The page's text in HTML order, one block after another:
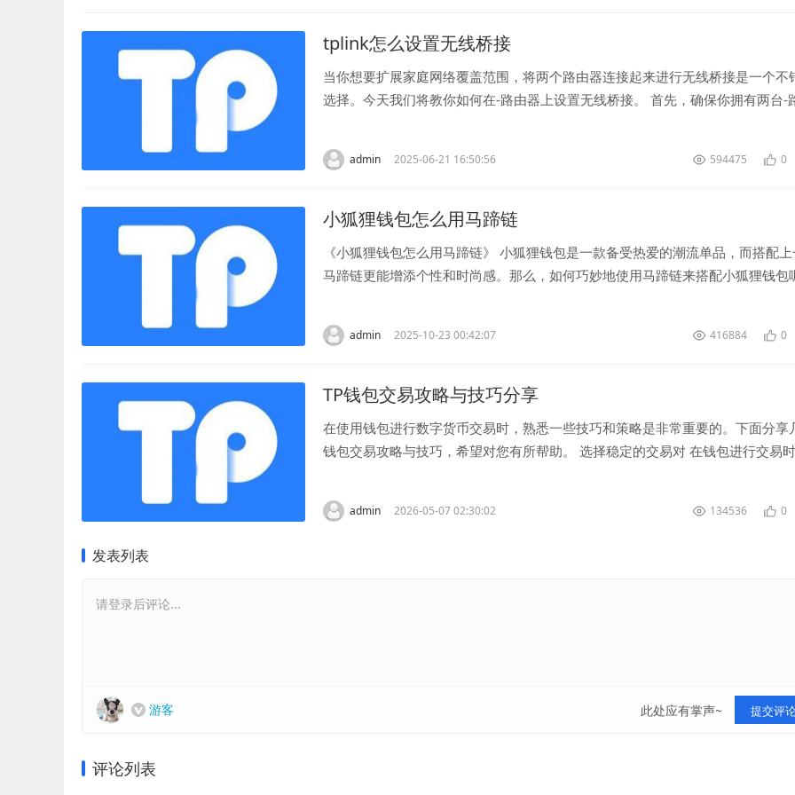
tplink怎么设置无线桥接
当你想要扩展家庭网络覆盖范围，将两个路由器连接起来进行无线桥接是一个不
选择。今天我们将教你如何在-路由器上设置无线桥接。 首先，确保你拥有两台-
admin 2025-06-21 16:50:56 594475 0
小狐狸钱包怎么用马蹄链
《小狐狸钱包怎么用马蹄链》 小狐狸钱包是一款备受热爱的潮流单品，而搭配
马蹄链更能增添个性和时尚感。那么，如何巧妙地使用马蹄链来搭配小狐狸钱包
admin 2025-10-23 00:42:07 416884 0
TP钱包交易攻略与技巧分享
在使用钱包进行数字货币交易时，熟悉一些技巧和策略是非常重要的。下面分享
钱包交易攻略与技巧，希望对您有所帮助。 选择稳定的交易对 在钱包进行交易
admin 2026-05-07 02:30:02 134536 0
发表列表
请登录后评论...
游客 此处应有掌声~ 提交评
评论列表